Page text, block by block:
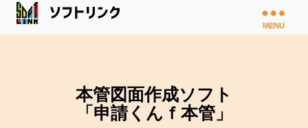
MENU
本管図面作成ソフト
「申請くんｆ本管」